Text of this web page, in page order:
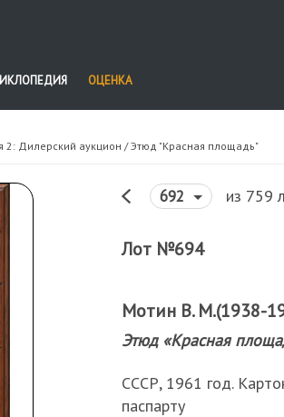
ОЦЕНКА
2: Дилерский аукцион / Этюд "Красная площадь"
692 из 759
Лот №694
Мотин В. М.(1938-
Этюд «Красная
СССР, 1961 год.
паспарту